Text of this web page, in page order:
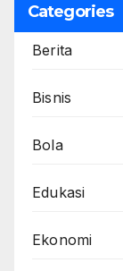
Categories
Berita
Bisnis
Bola
Edukasi
Ekonomi